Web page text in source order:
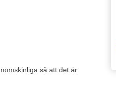
så att det är